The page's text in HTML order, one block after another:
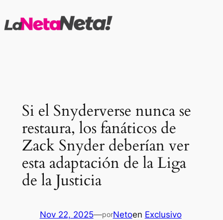
al
Si el Snyderverse nunca se
restaura, los fanáticos de
Zack Snyder deberían ver
esta adaptación de la Liga
de la Justicia
Nov 22, 2025—porNetoen Exclusivo